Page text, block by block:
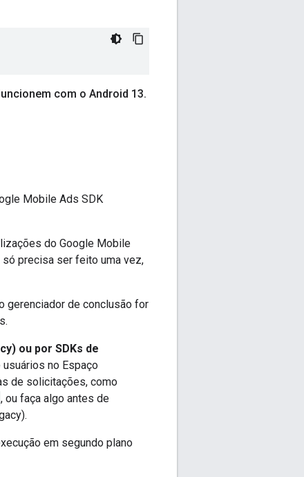
com o Android 13.
Mobile Ads SDK
do Google Mobile
precisa ser feito uma vez,
gerenciador de conclusão for
ou por SDKs de
no Espaço
de solicitações, como
, ou faça algo antes de
.
em segundo plano